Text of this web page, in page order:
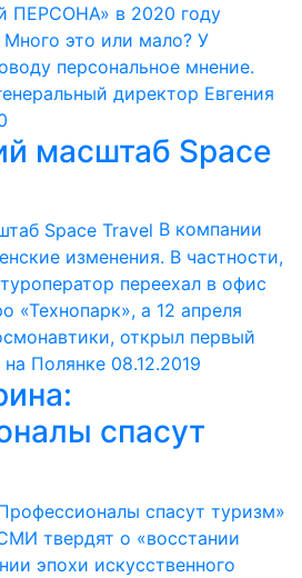
ПЕРСОНА» в 2020 году
Много это или мало? У
персональное мнение.
директор Евгения
масштаб Space
В компании
изменения. В частности,
переехал в офис
«Технопарк», а 12 апреля
открыл первый
на Полянке 08.12.2019
спасут
твердят о «восстании
эпохи искусственного